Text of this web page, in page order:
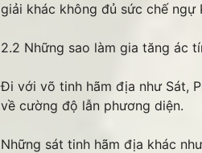
giải khác không đủ sức chế ngự
2.2 Những sao làm gia tăng ác
Đi với võ tinh hãm địa như Sát,
về cường độ lẫn phương diện.
Những sát tinh hãm địa khác